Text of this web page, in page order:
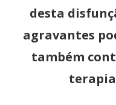
desta
agravantes
também